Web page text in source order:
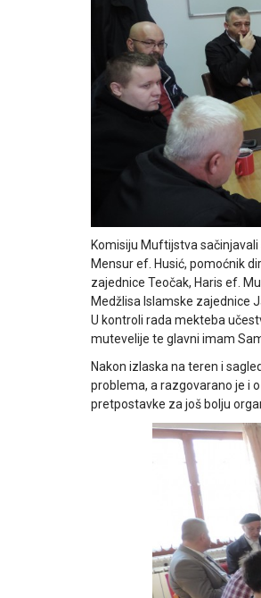
Komisiju Muftijstva
Mensur ef. Husić, pomoćnik
zajednice Teočak, Haris ef.
Medžlisa Islamske zajednice
U kontroli rada mekteba
mutevelije te glavni imam
Nakon izlaska na teren i
problema, a razgovarano je i
pretpostavke za još bolju